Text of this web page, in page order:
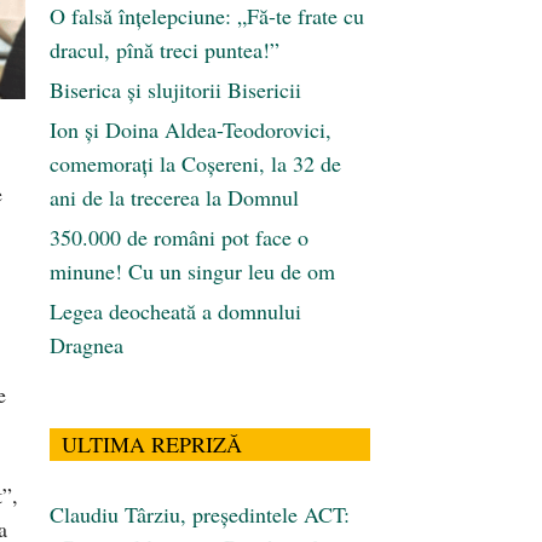
O falsă înțelepciune: „Fă-te frate cu
dracul, pînă treci puntea!”
Biserica și slujitorii Bisericii
Ion și Doina Aldea-Teodorovici,
comemorați la Coșereni, la 32 de
ani de la trecerea la Domnul
350.000 de români pot face o
minune! Cu un singur leu de om
Legea deocheată a domnului
Dragnea
ULTIMA REPRIZĂ
Claudiu Târziu, președintele ACT: